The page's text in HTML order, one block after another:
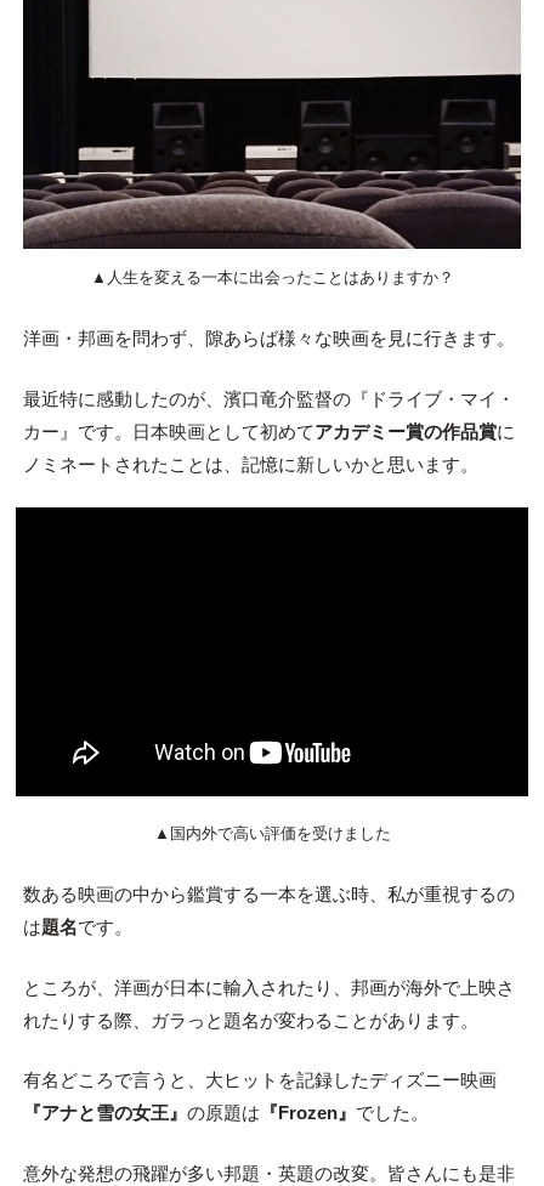
▲人生を変える一本に出会ったことはありますか？
洋画・邦画を問わず、隙あらば様々な映画を見に行きます。
最近特に感動したのが、濱口竜介監督の『ドライブ・マイ・
カー』です。日本映画として初めてアカデミー賞の作品賞に
ノミネートされたことは、記憶に新しいかと思います。
▲国内外で高い評価を受けました
数ある映画の中から鑑賞する一本を選ぶ時、私が重視するの
は題名です。
ところが、洋画が日本に輸入されたり、邦画が海外で上映さ
れたりする際、ガラっと題名が変わることがあります。
有名どころで言うと、大ヒットを記録したディズニー映画
『アナと雪の女王』 の原題は 『Frozen』 でした。
意外な発想の飛躍が多い邦題・英題の改変。皆さんにも是非